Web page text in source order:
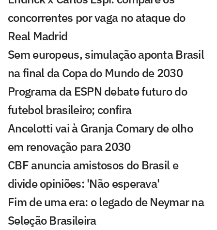
concorrentes por vaga no ataque do
Real Madrid
Sem europeus, simulação aponta Brasil
na final da Copa do Mundo de 2030
Programa da ESPN debate futuro do
futebol brasileiro; confira
Ancelotti vai à Granja Comary de olho
em renovação para 2030
CBF anuncia amistosos do Brasil e
divide opiniões: 'Não esperava'
Fim de uma era: o legado de Neymar na
Seleção Brasileira